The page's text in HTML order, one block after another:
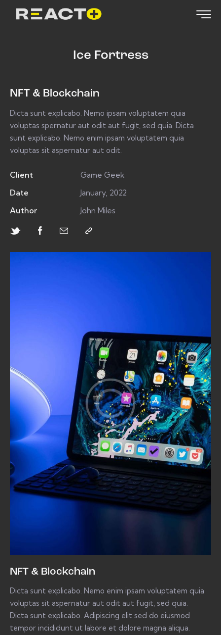
Ice Fortress
NFT & Blockchain
Dicta sunt explicabo. Nemo ipsam voluptatem quia
voluptas spernatur aut odit aut fugit, sed quia. Dicta
sunt explicabo. Nemo enim ipsam voluptatem quia
voluptas sit aspernatur aut odit.
Client
Game Geek
Date
January, 2022
Author
John Miles
NFT & Blockchain
Dicta sunt explicabo. Nemo enim ipsam voluptatem quia
voluptas sit aspernatur aut odit aut fugit, sed quia.
Dicta sunt explicabo. Adipiscing elit sed do eiusmod
tempor incididunt ut labore et dolore magna aliqua.